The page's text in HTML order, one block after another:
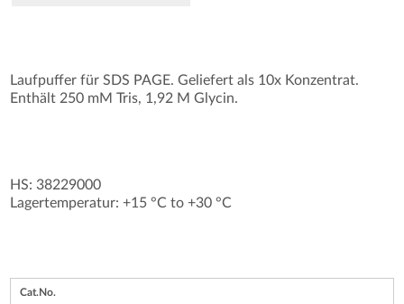
Laufpuffer für SDS PAGE. Geliefert als 10x Konzentrat.
Enthält 250 mM Tris, 1,92 M Glycin.
HS: 38229000
Lagertemperatur: +15 °C to +30 °C